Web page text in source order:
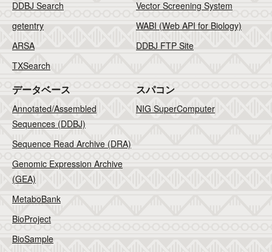
DDBJ Search
getentry
ARSA
TXSearch
Vector Screening System
WABI (Web API for Biology)
DDBJ FTP Site
データベース
Annotated/Assembled
Sequences (DDBJ)
Sequence Read Archive (DRA)
Genomic Expression Archive
(GEA)
MetaboBank
BioProject
BioSample
スパコン
NIG SuperComputer